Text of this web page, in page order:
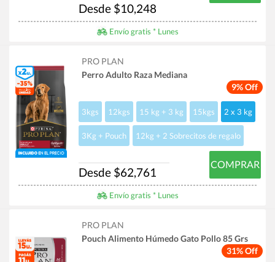
Desde $10,248
Envío gratis * Lunes
9% Off
PRO PLAN
Perro Adulto Raza Mediana
3kgs 12kgs 15 kg + 3 kg 15kgs 2 x 3 kg
3Kg + Pouch 12kg + 2 Sobrecitos de regalo
Desde $62,761
COMPRAR
Envío gratis * Lunes
31% Off
PRO PLAN
Pouch Alimento Húmedo Gato Pollo 85 Grs